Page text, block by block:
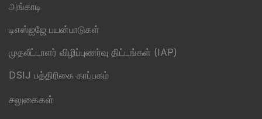
அங்காடி
டிஎஸ்ஐஜே பயன்பாடுகள்
முதலீட்டாளர் விழிப்புணர்வு திட்டங்கள் (IAP)
DSIJ பத்திரிகை காப்பகம்
சலுகைகள்